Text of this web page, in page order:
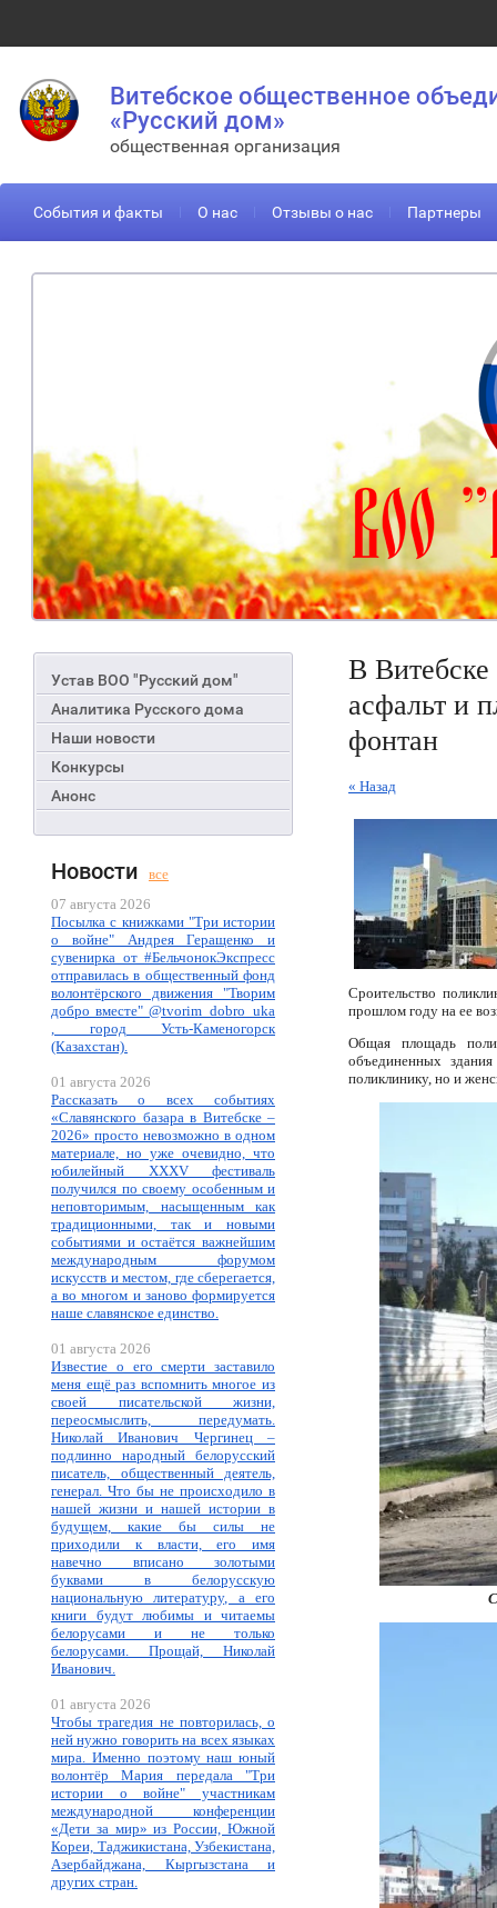
Витебское общественное
«Русский дом»
общественная организация
События и факты О нас Отзывы о нас Партнеры
Устав ВОО "Русский дом"
Аналитика Русского дома
Наши новости
Конкурсы
Анонс
Новости
все
07 августа 2026
Посылка с книжками "Три истории
о войне" Андрея Геращенко и
сувенирка от #БельчонокЭкспресс
отправилась в общественный фонд
волонтёрского движения "Творим
добро вместе" @tvorim_dobro_uka
, город Усть-Каменогорск
(Казахстан).
01 августа 2026
Рассказать о всех событиях
«Славянского базара в Витебске –
2026» просто невозможно в одном
материале, но уже очевидно, что
юбилейный XXXV фестиваль
получился по своему особенным и
неповторимым, насыщенным как
традиционными, так и новыми
событиями и остаётся важнейшим
международным форумом
искусств и местом, где сберегается,
а во многом и заново формируется
наше славянское единство.
01 августа 2026
Известие о его смерти заставило
меня ещё раз вспомнить многое из
своей писательской жизни,
переосмыслить, передумать.
Николай Иванович Чергинец –
подлинно народный белорусский
писатель, общественный деятель,
генерал. Что бы не происходило в
нашей жизни и нашей истории в
будущем, какие бы силы не
приходили к власти, его имя
навечно вписано золотыми
буквами в белорусскую
национальную литературу, а его
книги будут любимы и читаемы
белорусами и не только
белорусами. Прощай, Николай
Иванович.
01 августа 2026
Чтобы трагедия не повторилась, о
ней нужно говорить на всех языках
мира. Именно поэтому наш юный
волонтёр Мария передала "Три
истории о войне" участникам
международной конференции
«Дети за мир» из России, Южной
Кореи, Таджикистана, Узбекистана,
Азербайджана, Кыргызстана и
других стран.
В
асфальт и
фонтан
« Назад
Сроительство
прошлом году на ее
Общая площадь
объединенных
поликлинику, но и